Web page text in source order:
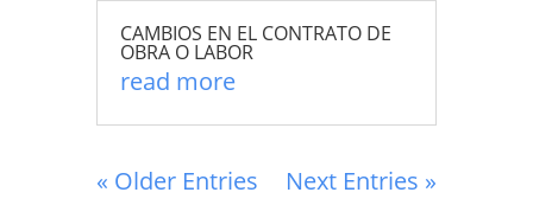
CAMBIOS EN EL CONTRATO DE
OBRA O LABOR
read more
« Older Entries Next Entries »